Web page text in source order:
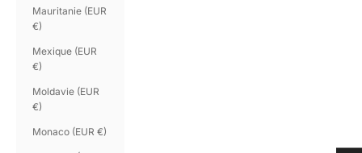
Mauritanie (EUR
€)
Mexique (EUR
€)
Moldavie (EUR
€)
Monaco (EUR €)